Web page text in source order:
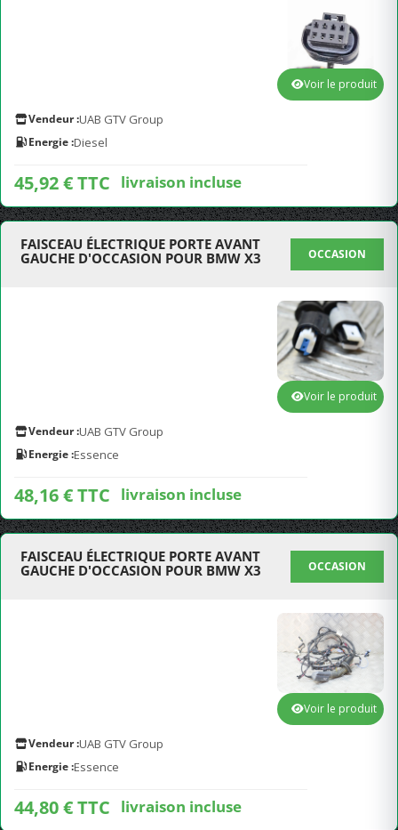
Vendeur :UAB GTV Group
Energie :Diesel
45,92 € TTC livraison incluse
Voir le produit
FAISCEAU ÉLECTRIQUE PORTE AVANT
GAUCHE D'OCCASION POUR BMW X3
OCCASION
Vendeur :UAB GTV Group
Energie :Essence
48,16 € TTC livraison incluse
Voir le produit
FAISCEAU ÉLECTRIQUE PORTE AVANT
GAUCHE D'OCCASION POUR BMW X3
OCCASION
Vendeur :UAB GTV Group
Energie :Essence
44,80 € TTC livraison incluse
Voir le produit